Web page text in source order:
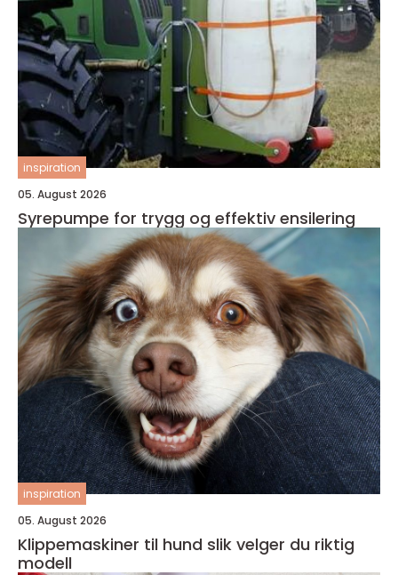
inspiration
05. August 2026
Syrepumpe for trygg og effektiv ensilering
inspiration
05. August 2026
Klippemaskiner til hund slik velger du riktig
modell